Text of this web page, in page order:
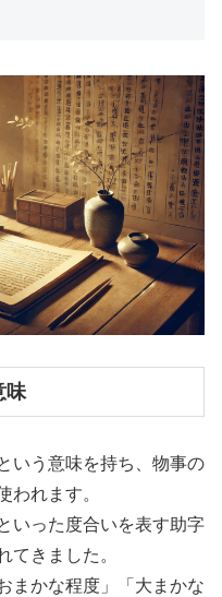
味
いう意味を持ち、物事の
われます。
いった度合いを表す助字
てきました。
まかな程度」「大まかな